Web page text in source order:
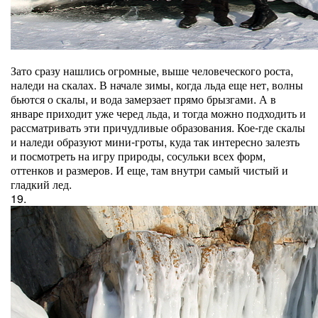
Зато сразу нашлись огромные, выше человеческого роста,
наледи на скалах. В начале зимы, когда льда еще нет, волны
бьются о скалы, и вода замерзает прямо брызгами. А в
январе приходит уже черед льда, и тогда можно подходить и
рассматривать эти причудливые образования. Кое-где скалы
и наледи образуют мини-гроты, куда так интересно залезть
и посмотреть на игру природы, сосульки всех форм,
оттенков и размеров. И еще, там внутри самый чистый и
гладкий лед.
19.